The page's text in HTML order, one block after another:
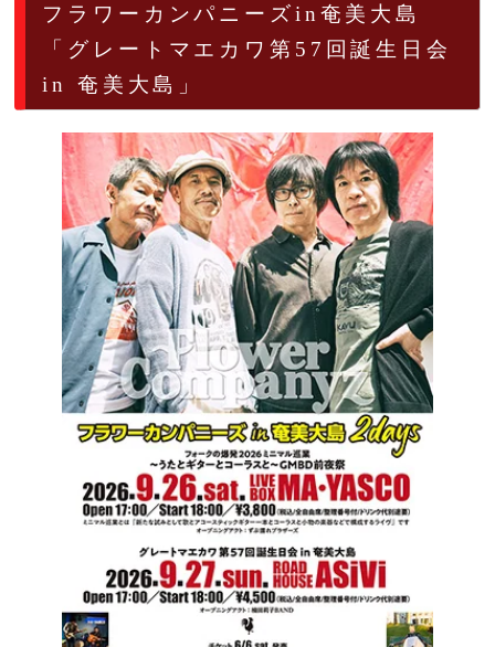
フラワーカンパニーズin奄美大島
「グレートマエカワ第57回誕生日会
in 奄美大島」